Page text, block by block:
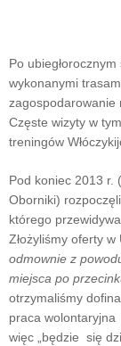
Po
wykonanymi
zagospodarowanie
Częste wizyty w
treningów
Pod koniec 2013 r.
Oborniki)
którego
Złożyliśmy oferty
odmownie z
miejsca po
otrzymaliśmy
praca wolontaryjna
więc „będzie się